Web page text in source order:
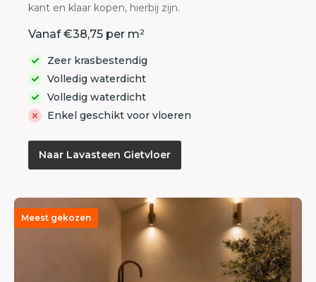
kant en klaar kopen, hierbij zijn.
Vanaf €38,75 per m²
Zeer krasbestendig
Volledig waterdicht
Volledig waterdicht
Enkel geschikt voor vloeren
Naar Lavasteen Gietvloer
Meest gekozen